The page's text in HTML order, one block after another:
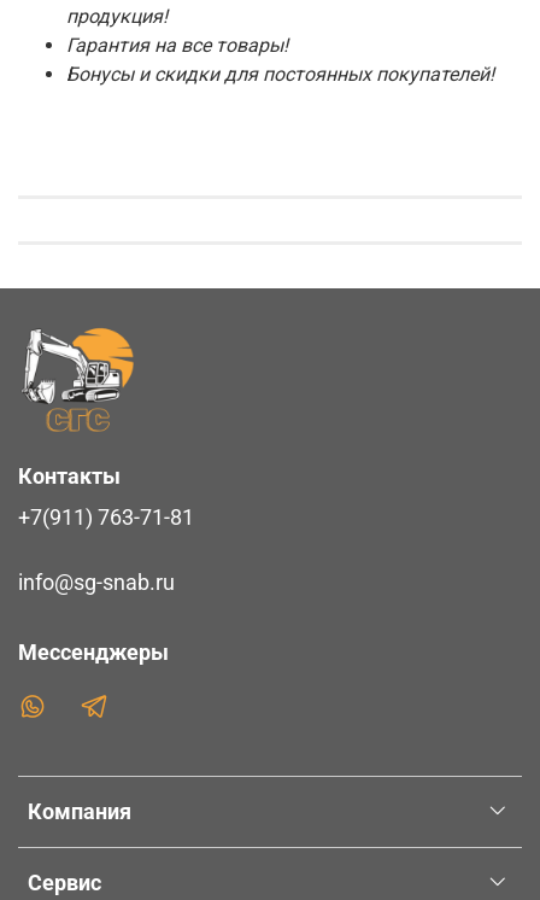
продукция!
Гарантия на все товары!
Бонусы и скидки для постоянных покупателей!
Компания
Сервис
Контакты
+7(911) 763-71-81
info@sg-snab.ru
Мессенджеры